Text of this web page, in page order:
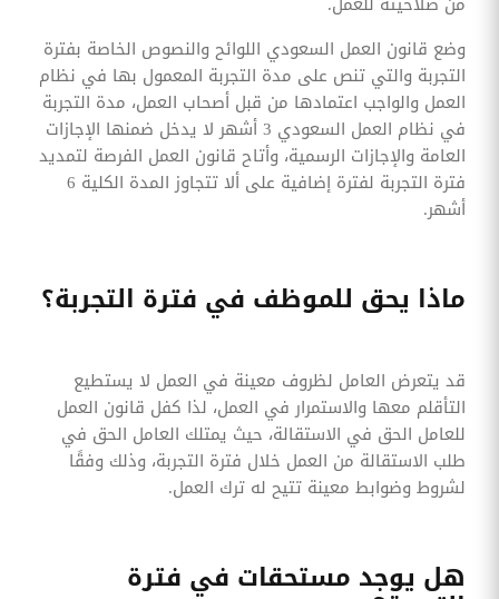
وضع قانون العمل السعودي اللوائح والنصوص الخاصة بفترة
التجربة والتي تنص على مدة التجربة المعمول بها في نظام
العمل والواجب اعتمادها من قبل أصحاب العمل، مدة التجربة
في نظام العمل السعودي 3 أشهر لا يدخل ضمنها الإجازات
العامة والإجازات الرسمية، وأتاح قانون العمل الفرصة لتمديد
فترة التجربة لفترة إضافية على ألا تتجاوز المدة الكلية 6
أشهر.
ماذا يحق للموظف في فترة التجربة؟
قد يتعرض العامل لظروف معينة في العمل لا يستطيع
التأقلم معها والاستمرار في العمل، لذا كفل قانون العمل
للعامل الحق في الاستقالة، حيث يمتلك العامل الحق في
طلب الاستقالة من العمل خلال فترة التجربة، وذلك وفقًا
لشروط وضوابط معينة تتيح له ترك العمل.
هل يوجد مستحقات في فترة